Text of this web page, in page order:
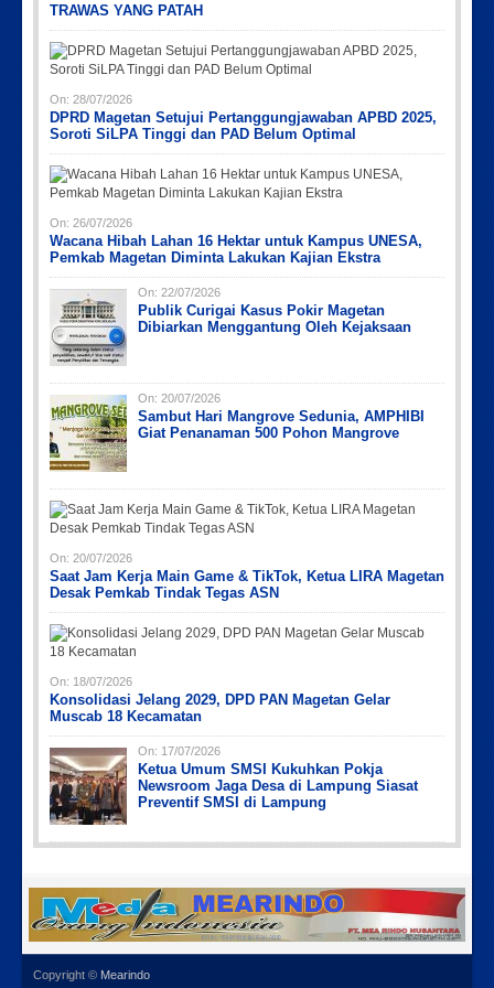
TRAWAS YANG PATAH
On: 28/07/2026
DPRD Magetan Setujui Pertanggungjawaban APBD 2025,
Soroti SiLPA Tinggi dan PAD Belum Optimal
On: 26/07/2026
Wacana Hibah Lahan 16 Hektar untuk Kampus UNESA,
Pemkab Magetan Diminta Lakukan Kajian Ekstra
On: 22/07/2026
Publik Curigai Kasus Pokir Magetan
Dibiarkan Menggantung Oleh Kejaksaan
On: 20/07/2026
Sambut Hari Mangrove Sedunia, AMPHIBI
Giat Penanaman 500 Pohon Mangrove
On: 20/07/2026
Saat Jam Kerja Main Game & TikTok, Ketua LIRA Magetan
Desak Pemkab Tindak Tegas ASN
On: 18/07/2026
Konsolidasi Jelang 2029, DPD PAN Magetan Gelar
Muscab 18 Kecamatan
On: 17/07/2026
Ketua Umum SMSI Kukuhkan Pokja
Newsroom Jaga Desa di Lampung Siasat
Preventif SMSI di Lampung
Copyright © Mearindo